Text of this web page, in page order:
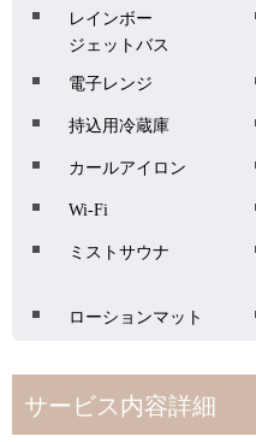
サービス内容詳細
レインボー
ジェットバス
電子レンジ
持込用冷蔵庫
カールアイロン
Wi-Fi
ミストサウナ
ローションマット